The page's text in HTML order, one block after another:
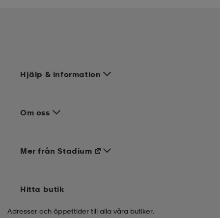
Hjälp & information
Om oss
Mer från Stadium
Hitta butik
Adresser och öppettider till alla våra butiker.